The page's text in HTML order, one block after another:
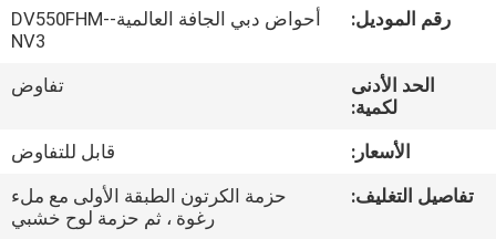
مراقبة
رقم الموديل:
أحواض دبي الجافة العالمية-DV550FHM-
NV3
الحد الأدنى
لكمية:
تفاوض
الأسعار:
قابل للتفاوض
تفاصيل التغليف:
حزمة الكرتون الطبقة الأولى مع ملء
رغوة ، ثم حزمة لوح خشبي